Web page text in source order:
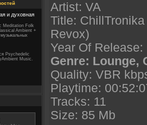
и духовная
Meditation Folk
Ambient +
Psychedelic
Music.
Artist: VA
Title:
Revox)
Year Of Release:
Genre: Lounge,
Quality: VBR
Playtime:
Tracks: 11
Size: 85 Mb